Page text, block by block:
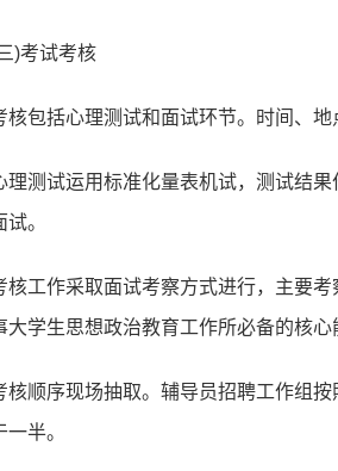
)考试考核
核包括心理测试和面试环节。时间、
理测试运用标准化量表机试，测试结
。
核工作采取面试考察方式进行，主要
大学生思想政治教育工作所必备的核心
核顺序现场抽取。辅导员招聘工作组
半。